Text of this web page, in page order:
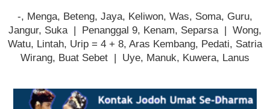
-, Menga, Beteng, Jaya, Keliwon, Was, Soma, Guru,
Jangur, Suka | Penanggal 9, Kenam, Separsa | Wong,
Watu, Lintah, Urip = 4 + 8, Aras Kembang, Pedati, Satria
Wirang, Buat Sebet | Uye, Manuk, Kuwera, Lanus